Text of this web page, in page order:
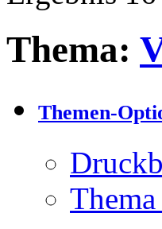
Thema:
Themen-